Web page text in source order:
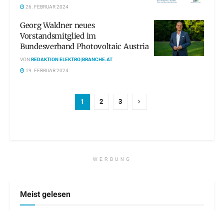
26. FEBRUAR 2024
Georg Waldner neues
Vorstandsmitglied im
Bundesverband Photovoltaic Austria
VONREDAKTION ELEKTRO|BRANCHE.AT
19. FEBRUAR 2024
1 2 3
WERBUNG
Meist gelesen